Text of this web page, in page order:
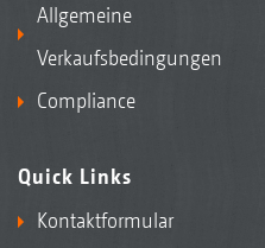
Allgemeine
Verkaufsbedingungen
Compliance
Quick Links
Kontaktformular